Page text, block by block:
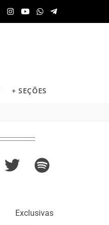
+ SEÇÕES
Exclusivas